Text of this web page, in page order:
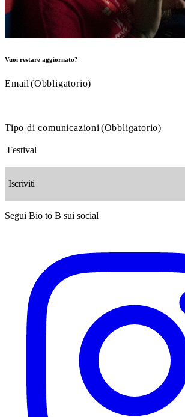
Vuoi restare aggiornato?
Email (Obbligatorio)
Tipo di comunicazioni (Obbligatorio)
Segui Bio to B sui social